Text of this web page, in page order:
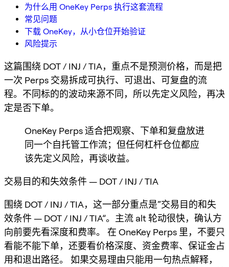
为什么用 OneKey Perps 执行这套流程
常见问题
下载 OneKey，从小仓位开始验证
风险提示
这篇围绕 DOT / INJ / TIA，重点不是预测价格，而是把
一次 Perps 交易拆成可执行、可退出、可复盘的流
程。不同标的的波动来源不同，所以先定义风险，再决
定是否下单。
OneKey Perps 适合把观察、下单和复盘放进
同一个自托管工作流；但任何杠杆仓位都应
该先定义风险，再谈收益。
交易目的和失效条件 — DOT / INJ / TIA
围绕 DOT / INJ / TIA，这一部分重点是“交易目的和失
效条件 — DOT / INJ / TIA”。主流 alt 轮动很快，确认方
向前要先看深度和费率。 在 OneKey Perps 里，不要只
看能不能下单，还要看价格深度、资金费率、保证金占
用和退出路径。 如果交易理由只能用一句热点解释，